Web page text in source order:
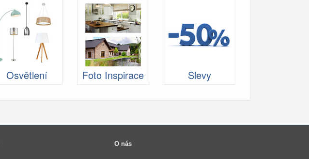
Osvětlení Foto Inspirace Slevy
O nás